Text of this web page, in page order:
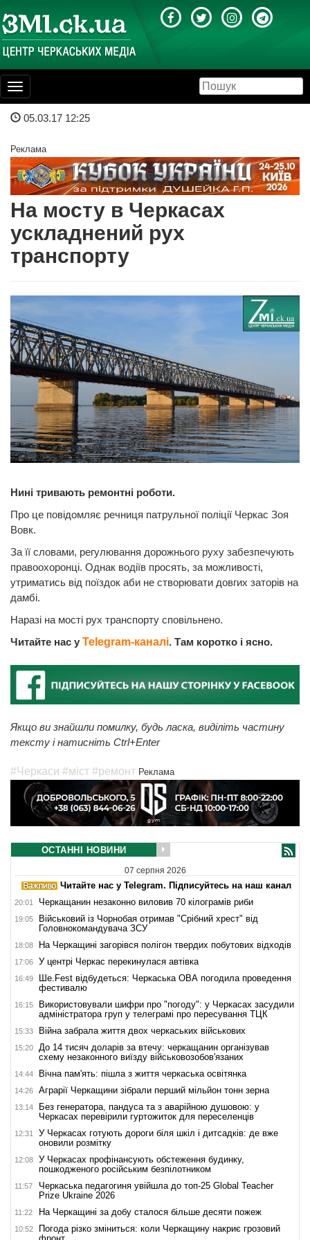
Toggle
navigation
05.03.17 12:25
Реклама
На мосту в Черкасах
ускладнений рух
транспорту
Нині тривають ремонтні роботи.
Про це повідомляє речниця патрульної поліції Черкас Зоя
Вовк.
За її словами, регулювання дорожнього руху забезпечують
правоохоронці. Однак водіїв просять, за можливості,
утриматись від поїздок аби не створювати довгих заторів на
дамбі.
Наразі на мості рух транспорту сповільнено.
Читайте нас у Telegram-каналі. Там коротко і ясно.
Якщо ви знайшли помилку, будь ласка, виділіть частину
тексту і натисніть Ctrl+Enter
#Черкаси #міст #ремонт Реклама
ОСТАННІ НОВИНИ
07 серпня 2026
Читайте нас у Telegram. Підписуйтесь на наш канал
20:01 Черкащанин незаконно виловив 70 кілограмів риби
19:05
Військовий із Чорнобая отримав "Срібний хрест" від
Головнокомандувача ЗСУ
18:08 На Черкащині загорівся полігон твердих побутових відходів
17:06 У центрі Черкас перекинулася автівка
16:49
Ше.Fest відбудеться: Черкаська ОВА погодила проведення
фестивалю
16:15
Використовували шифри про "погоду": у Черкасах засудили
адміністратора груп у телеграмі про пересування ТЦК
15:33 Війна забрала життя двох черкаських військових
15:20
До 14 тисяч доларів за втечу: черкащанин організував
схему незаконного виїзду військовозобов'язаних
14:44 Вічна пам'ять: пішла з життя черкаська освітянка
14:26 Аграрії Черкащини зібрали перший мільйон тонн зерна
13:14
Без генератора, пандуса та з аварійною душовою: у
Черкасах перевірили гуртожиток для переселенців
12:31
У Черкасах готують дороги біля шкіл і дитсадків: де вже
оновили розмітку
12:08
У Черкасах профінансують обстеження будинку,
пошкодженого російським безпілотником
11:57
Черкаська педагогиня увійшла до топ-25 Global Teacher
Prize Ukraine 2026
11:22 На Черкащині за добу сталося більше десяти пожеж
10:52
Погода різко зміниться: коли Черкащину накриє грозовий